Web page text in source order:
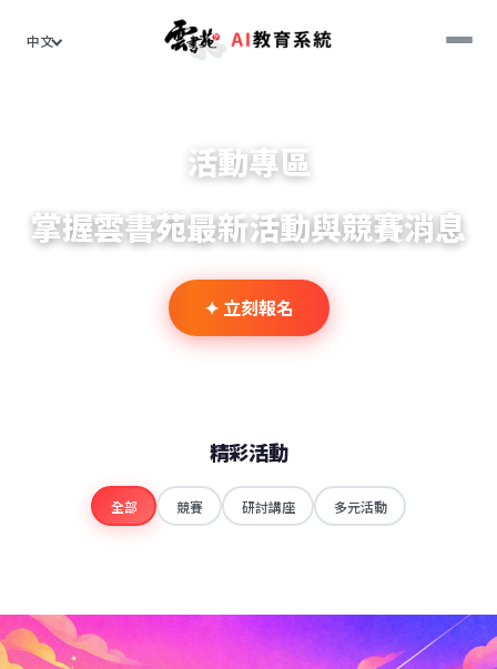
中文
活動專區
掌握雲書苑最新活動與競賽消息
✦ 立刻報名
精彩活動
全部 競賽 研討講座 多元活動